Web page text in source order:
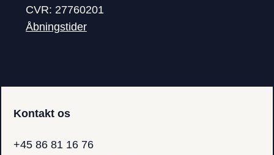
CVR: 27760201
Åbningstider
Kontakt os
+45 86 81 16 76